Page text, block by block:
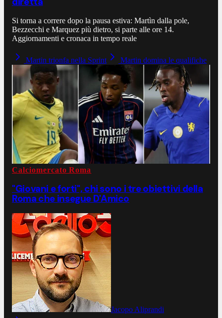
Si torna a correre dopo la pausa estiva: Martìn dalla pole,
Bezzecchi e Marquez più dietro, si parte alle ore 14.
Aggiornamenti e cronaca in tempo reale
Martin trionfa nella Sprint Martin domina le qualifiche
Calciomercato Roma
"Giovani e forti", chi sono i tre obiettivi della
Roma che insegue D'Amico
Jacopo Aliprandi